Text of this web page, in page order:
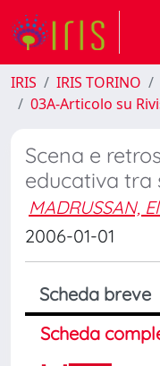
IRIS IRIS TORINO
03A-Articolo su
Scena e
educativa tra
MADRUSSAN,
2006-01-01
Scheda breve
Scheda